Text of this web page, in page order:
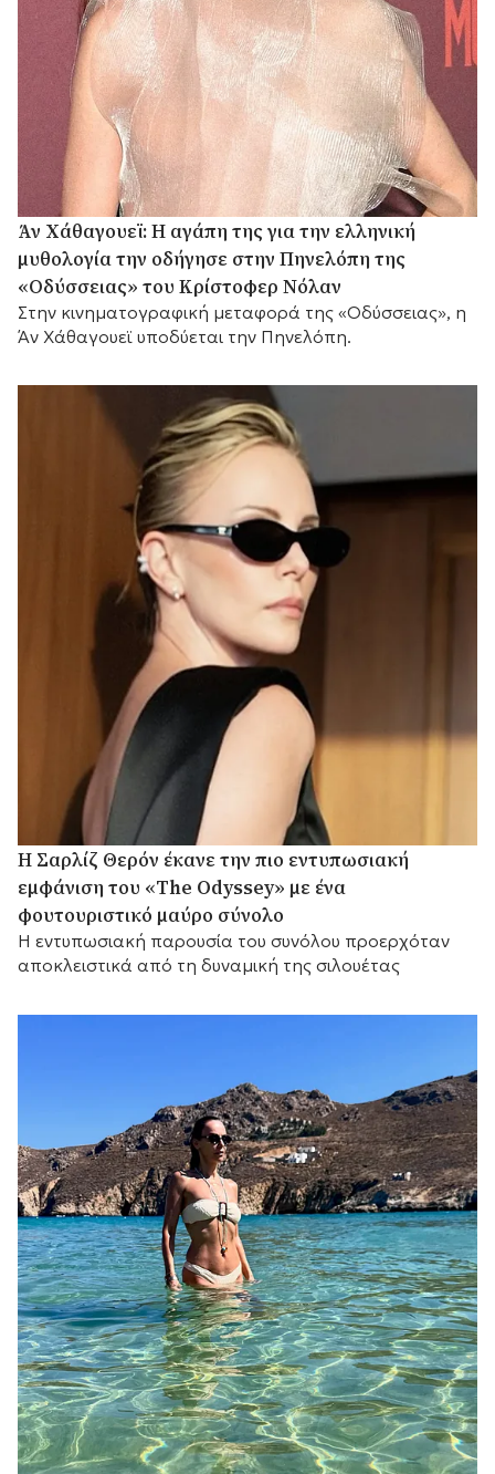
Άν Χάθαγουεϊ: Η αγάπη της για την ελληνική
μυθολογία την οδήγησε στην Πηνελόπη της
«Οδύσσειας» του Κρίστοφερ Νόλαν
Στην κινηματογραφική μεταφορά της «Οδύσσειας», η
Άν Χάθαγουεϊ υποδύεται την Πηνελόπη.
Η Σαρλίζ Θερόν έκανε την πιο εντυπωσιακή
εμφάνιση του «The Odyssey» με ένα
φουτουριστικό μαύρο σύνολο
Η εντυπωσιακή παρουσία του συνόλου προερχόταν
αποκλειστικά από τη δυναμική της σιλουέτας